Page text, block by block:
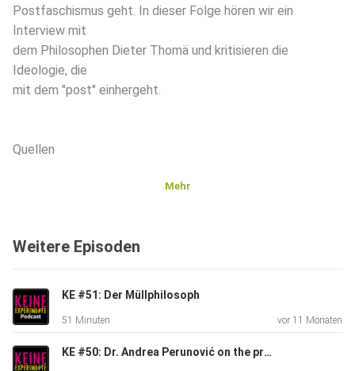
Postfaschismus geht. In dieser Folge hören wir ein
Interview mit
dem Philosophen Dieter Thomä und kritisieren die
Ideologie, die
mit dem "post" einhergeht.
Quellen
ist das Nachher vom Vorher was Eigenes?“
9. März 2025,
https://www.deutschlandfunkkultur.de/philosophie-der-
vorsilbe-post-wann-ist-das-nachher-vom-vorher-was-
eigenes-100.html.
Mehr
Weitere Episoden
KE #51: Der Müllphilosoph
51 Minuten vor 11 Monaten
KE #50: Dr. Andrea Perunović on the protests in Serbia